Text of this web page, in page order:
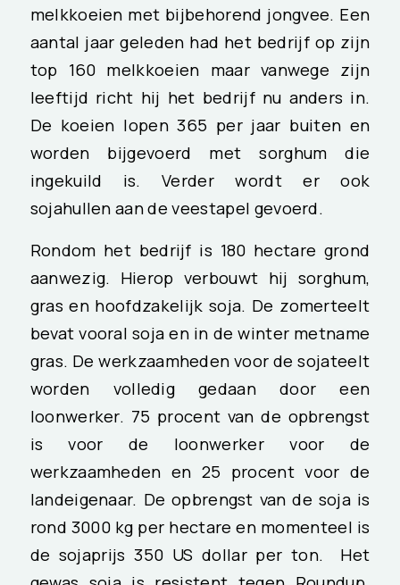
melkkoeien met bijbehorend jongvee. Een
aantal jaar geleden had het bedrijf op zijn
top 160 melkkoeien maar vanwege zijn
leeftijd richt hij het bedrijf nu anders in.
De koeien lopen 365 per jaar buiten en
worden bijgevoerd met sorghum die
ingekuild is. Verder wordt er ook
sojahullen aan de veestapel gevoerd.
Rondom het bedrijf is 180 hectare grond
aanwezig. Hierop verbouwt hij sorghum,
gras en hoofdzakelijk soja. De zomerteelt
bevat vooral soja en in de winter metname
gras. De werkzaamheden voor de sojateelt
worden volledig gedaan door een
loonwerker. 75 procent van de opbrengst
is voor de loonwerker voor de
werkzaamheden en 25 procent voor de
landeigenaar. De opbrengst van de soja is
rond 3000 kg per hectare en momenteel is
de sojaprijs 350 US dollar per ton. Het